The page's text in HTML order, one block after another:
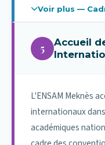
Voir plus —
KA171
Le projet
européenne, visant
établissements
différents pays
de partenariat
5
Accueil
L'ENSAM Meknès
internationaux
académiques